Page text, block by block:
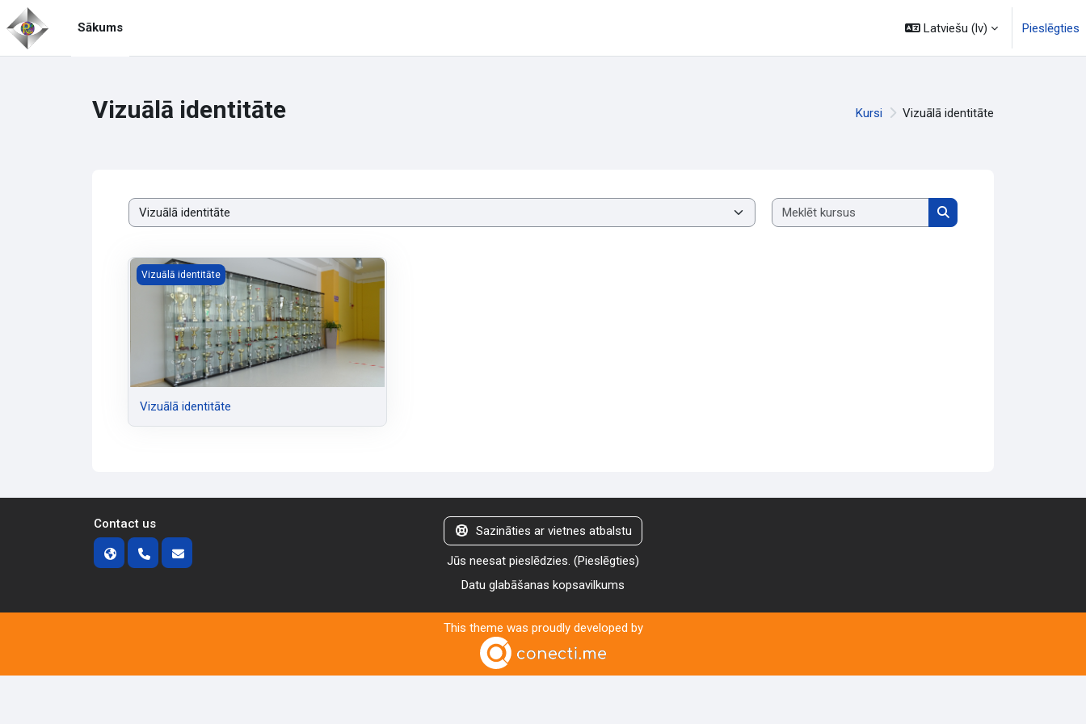
Atvērt galveno saturu
Sākums
Latviešu ‎(lv)‎ Pieslēgties
Vizuālā identitāte Kursi Vizuālā identitāte
Kursu kategorijas
Meklēt kursus
Meklēt kursus
Vizuālā identitāte
Vizuālā identitāte
Vizuālā identitāte
Contact us Sazināties ar vietnes atbalstu
Jūs neesat pieslēdzies. (Pieslēgties)
Datu glabāšanas kopsavilkums
This theme was proudly developed by